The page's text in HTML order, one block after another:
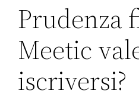
Prudenza
Meetic
iscriversi?